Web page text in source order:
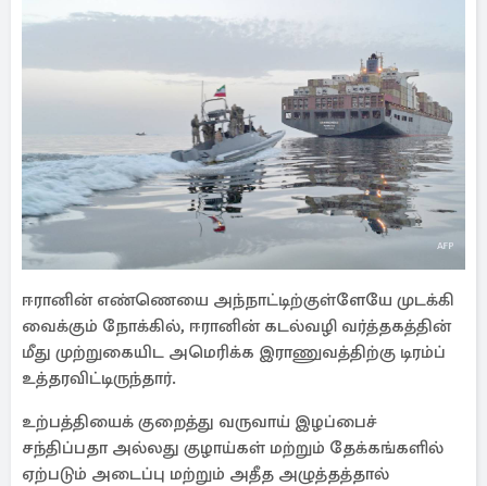
ஈரானின் எண்ணெயை அந்நாட்டிற்குள்ளேயே முடக்கி
வைக்கும் நோக்கில், ஈரானின் கடல்வழி வர்த்தகத்தின்
மீது முற்றுகையிட அமெரிக்க இராணுவத்திற்கு டிரம்ப்
உத்தரவிட்டிருந்தார்.
உற்பத்தியைக் குறைத்து வருவாய் இழப்பைச்
சந்திப்பதா அல்லது குழாய்கள் மற்றும் தேக்கங்களில்
ஏற்படும் அடைப்பு மற்றும் அதீத அழுத்தத்தால்